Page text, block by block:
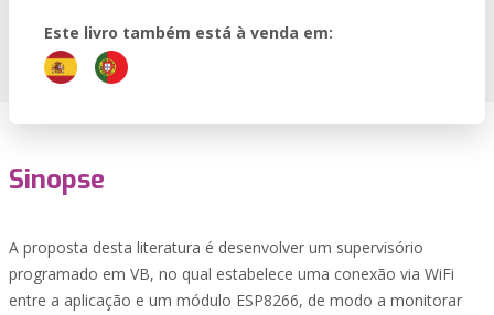
Este livro também está à venda em:
Sinopse
A proposta desta literatura é desenvolver um supervisório
programado em VB, no qual estabelece uma conexão via WiFi
entre a aplicação e um módulo ESP8266, de modo a monitorar